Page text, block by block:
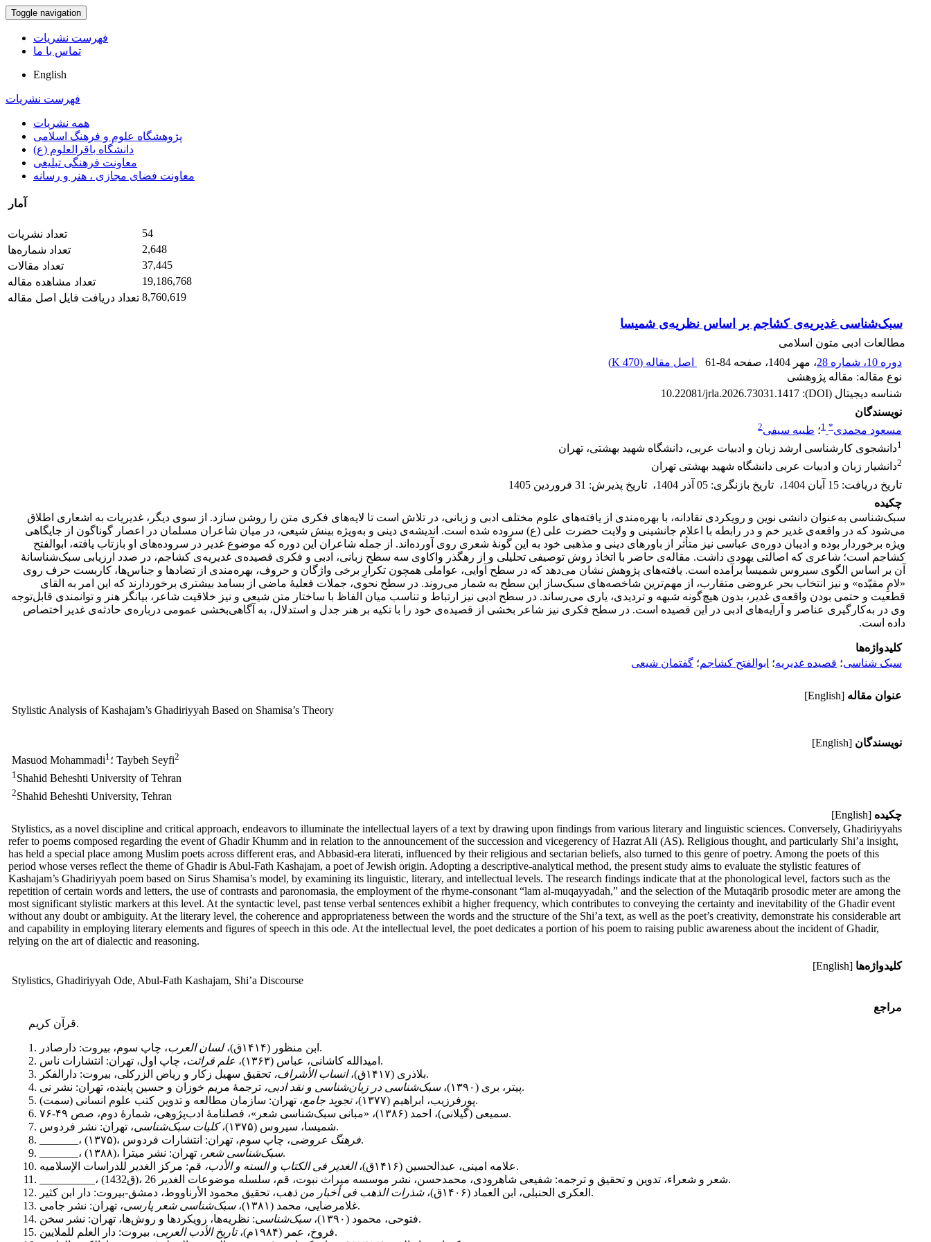
Toggle navigation
فهرست نشریات
تماس با ما
English
فهرست نشریات
همه نشریات
پژوهشگاه علوم و فرهنگ اسلامی
دانشگاه باقرالعلوم (ع)
معاونت فرهنگی تبلیغی
معاونت فضای مجازی ، هنر و رسانه
آمار
تعداد نشریات
54
تعداد شماره‌ها
2,648
تعداد مقالات
37,445
تعداد مشاهده مقاله
19,186,768
تعداد دریافت فایل اصل مقاله 8,760,619
سبک‌شناسی غدیریه‌ی کشاجم بر اساس نظریه‌ی شمیسا
مطالعات ادبی متون اسلامی
دوره 10، شماره 28
، مهر 1404 ، صفحه 61-84 اصل مقاله (470 K
)
نوع مقاله: مقاله پژوهشی
شناسه دیجیتال (DOI):
10.22081/jrla.2026.73031.1417
نویسندگان
مسعود محمدی*
1؛ طیبه سیفی2
1دانشجوی کارشناسی ارشد زبان و ادبیات عربی، دانشگاه شهید بهشتی، تهران
2دانشیار زبان و ادبیات عربی دانشگاه شهید بهشتی تهران
تاریخ دریافت: 15 آبان 1404 ، تاریخ بازنگری: 05 آذر 1404 ، تاریخ پذیرش: 31 فروردین 1405
چکیده
سبک‌شناسی به‌عنوان دانشی نوین و رویکردی نقادانه، با بهره‌مندی از یافته‌های علوم مختلف ادبی و زبانی، در تلاش است تا لایه‌های فکری متن را روشن سازد. از سوی دیگر، غدیریات به اشعاری اطلاق
می‌شود که در واقعه‌ی غدیر خم و در رابطه با اعلام جانشینی و ولایت حضرت علی (ع) سروده شده است. اندیشه‌ی دینی و به‌ویژه بینش شیعی، در میان شاعران مسلمان در اعصار گوناگون از جایگاهی
ویژه برخوردار بوده و ادیبان دوره‌ی عباسی نیز متأثر از باورهای دینی و مذهبی خود به این گونۀ شعری روی آورده‌اند. از جمله شاعران این دوره که موضوع غدیر در سروده‌های او بازتاب یافته، ابوالفتح
کشاجم است؛ شاعری که اصالتی یهودی داشت. مقاله‌ی حاضر با اتخاذ روش توصیفی تحلیلی و از رهگذر واکاوی سه سطح زبانی، ادبی و فکری قصیده‌ی غدیریه‌ی کشاجم، در صدد ارزیابی سبک‌شناسانۀ
آن بر اساس الگوی سیروس شمیسا برآمده است. یافته‌های پژوهش نشان می‌دهد که در سطح آوایی، عواملی همچون تکرارِ برخی واژگان و حروف، بهره‌مندی از تضادها و جناس‌ها، کاربست حرف روی
«لامِ مقیّده» و نیز انتخاب بحر عروضی متقارب، از مهم‌ترین شاخصه‌های سبک‌ساز این سطح به شمار می‌روند. در سطح نحوی، جملات فعلیۀ ماضی از بسامد بیشتری برخوردارند که این امر به القای
قطعیت و حتمی بودن واقعه‌ی غدیر، بدون هیچ‌گونه شبهه و تردیدی، یاری می‌رساند. در سطح ادبی نیز ارتباط و تناسب میان الفاظ با ساختار متن شیعی و نیز خلاقیت شاعر، بیانگر هنر و توانمندی قابل‌توجه
وی در به‌کارگیری عناصر و آرایه‌های ادبی در این قصیده است. در سطح فکری نیز شاعر بخشی از قصیده‌ی خود را با تکیه بر هنر جدل و استدلال، به آگاهی‌بخشی عمومی درباره‌ی حادثه‌ی غدیر اختصاص
داده است.
کلیدواژه‌ها
سبک شناسی؛ قصیده غدیریه؛ ابوالفتح کشاجم؛ گفتمان شیعی
عنوان مقاله [English]
Stylistic Analysis of Kashajam’s Ghadiriyyah Based on Shamisa’s Theory
نویسندگان [English]
Masuod Mohammadi1 ؛ Taybeh Seyfi2
1 Shahid Beheshti University of Tehran
2Shahid Beheshti University, Tehran
چکیده [English]
Stylistics, as a novel discipline and critical approach, endeavors to illuminate the intellectual layers of a text by drawing upon findings from various literary and linguistic sciences. Conversely, Ghadiriyyahs
refer to poems composed regarding the event of Ghadir Khumm and in relation to the announcement of the succession and vicegerency of Hazrat Ali (AS). Religious thought, and particularly Shi’a insight,
has held a special place among Muslim poets across different eras, and Abbasid-era literati, influenced by their religious and sectarian beliefs, also turned to this genre of poetry. Among the poets of this
period whose verses reflect the theme of Ghadir is Abul-Fath Kashajam, a poet of Jewish origin. Adopting a descriptive-analytical method, the present study aims to evaluate the stylistic features of
Kashajam’s Ghadiriyyah poem based on Sirus Shamisa’s model, by examining its linguistic, literary, and intellectual levels. The research findings indicate that at the phonological level, factors such as the
repetition of certain words and letters, the use of contrasts and paronomasia, the employment of the rhyme-consonant “lam al-muqayyadah,” and the selection of the Mutaqārib prosodic meter are among the
most significant stylistic markers at this level. At the syntactic level, past tense verbal sentences exhibit a higher frequency, which contributes to conveying the certainty and inevitability of the Ghadir event
without any doubt or ambiguity. At the literary level, the coherence and appropriateness between the words and the structure of the Shi’a text, as well as the poet’s creativity, demonstrate his considerable art
and capability in employing literary elements and figures of speech in this ode. At the intellectual level, the poet dedicates a portion of his poem to raising public awareness about the incident of Ghadir,
relying on the art of dialectic and reasoning.
کلیدواژه‌ها [English]
Stylistics, Ghadiriyyah Ode, Abul-Fath Kashajam, Shi’a Discourse
مراجع
قرآن کریم.
ابن منظور (۱۴۱۴ق)، لسان العرب
، چاپ سوم، بیروت: دارصادر.
امیدالله کاشانی، عباس (۱۳۶۳)،
علم قرائت
، چاپ اول، تهران: انتشارات ناس.
بلاذری (۱۴۱۷ق)،
انساب الأشراف،
تحقیق سهیل زکار و ریاض الزرکلی، بیروت: دارالفکر.
پیتر، بری (۱۳۹۰)،
سبک‌شناسی در زبان‌شناسی و نقد ادبی،
ترجمۀ مریم خوزان و حسین پاینده، تهران: نشر نی.
پورفرزیب، ابراهیم (۱۳۷۷)،
تجوید جامع
، تهران: سازمان مطالعه و تدوین کتب علوم انسانی (سمت).
سمیعی (گیلانی)، احمد (۱۳۸۶)، «مبانی سبک‌شناسی شعر»، فصلنامۀ ادب‌پژوهی، شمارۀ دوم، صص ۴۹-۷۶.
شمیسا، سیروس (۱۳۷۵)،
کلیات سبک‌شناسی
، تهران: نشر فردوس.
_______، (۱۳۷۵)،
فرهنگ عروضی، چاپ سوم، تهران: انتشارات فردوس.
_______، (۱۳۸۸)،
سبک‌شناسی شعر، تهران: نشر میترا.
علامه امینی، عبدالحسین (۱۴۱۶ق)،
الغدیر فی الکتاب و السنه و الأدب،
قم: مرکز الغدیر للدراسات الإسلامیه.
__________، (1432ق)، شعر و شعراء، تدوین و تحقیق و ترجمه: شفیعی شاهرودی، محمدحسن، نشر موسسه میراث نبوت، قم، سلسله موضوعات الغدیر 26.
العکری الحنبلی، ابن العماد (۱۴۰۶ق)،
شذرات الذهب فی أخبار من ذهب
، تحقیق محمود الأرناووط، دمشق-بیروت: دار ابن کثیر.
غلامرضایی، محمد (۱۳۸۱)،
سبک‌شناسی شعر پارسی
، تهران: نشر جامی.
فتوحی، محمود (۱۳۹۰)،
سبک‌شناسی
: نظریه‌ها، رویکردها و روش‌ها، تهران: نشر سخن.
فروخ، عمر (۱۹۸۴م)،
تاریخ الأدب العربی
، بیروت: دار العلم للملایین.